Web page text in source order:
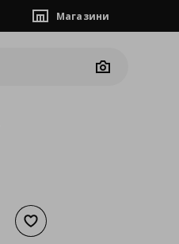
Магазини
Camera
Добави към списъка с